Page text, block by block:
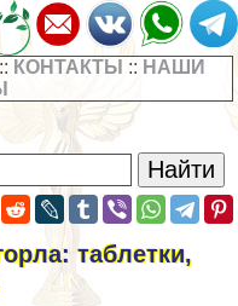
:: КОНТАКТЫ :: НАШИ
таблетки,